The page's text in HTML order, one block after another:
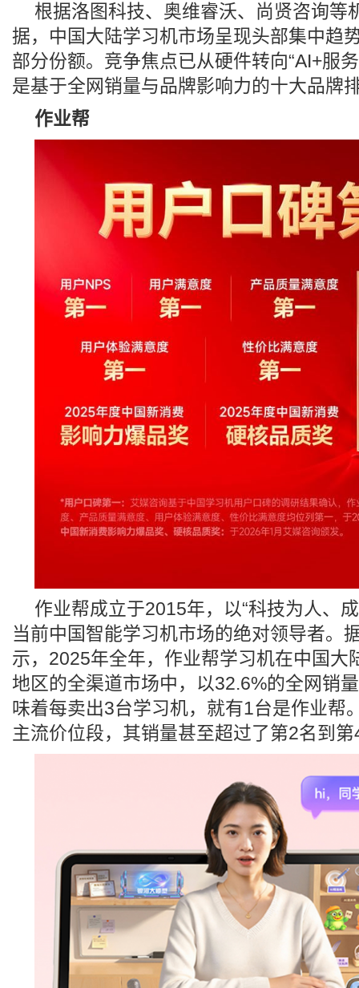
根据洛图科技、奥维睿沃、尚贤咨询等
据，中国大陆学习机市场呈现头部集中趋
部分份额。竞争焦点已从硬件转向“AI+服
是基于全网销量与品牌影响力的十大品牌
作业帮
作业帮成立于2015年，以“科技为人、
当前中国智能学习机市场的绝对领导者。
示，2025年全年，作业帮学习机在中国大
地区的全渠道市场中，以32.6%的全网销
味着每卖出3台学习机，就有1台是作业帮
主流价位段，其销量甚至超过了第2名到